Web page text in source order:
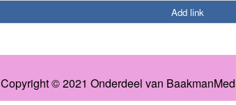
Add link
Copyright © 2021 Onderdeel van